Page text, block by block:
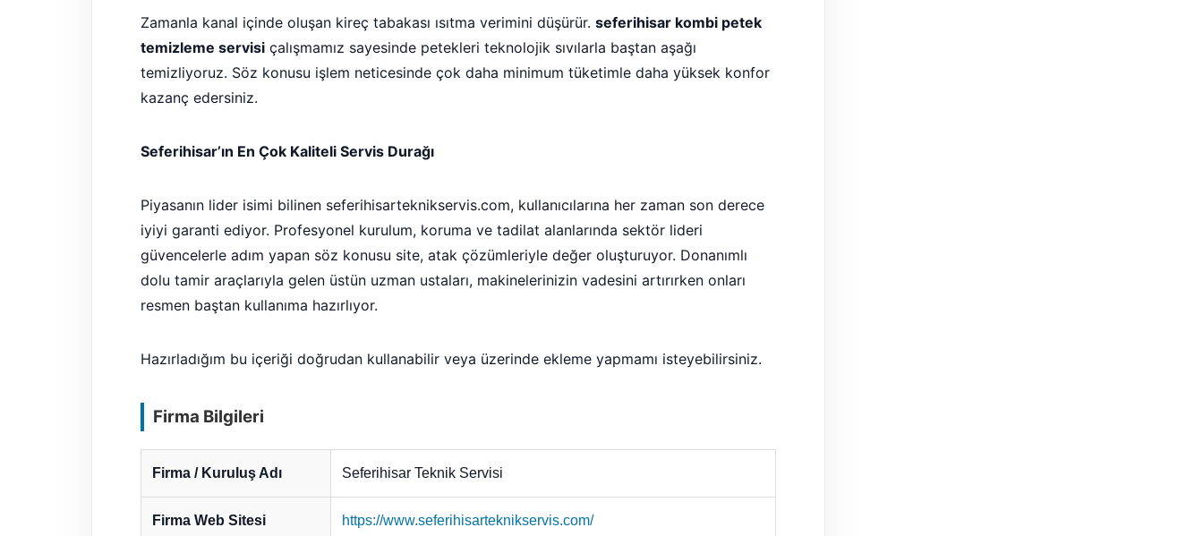
Zamanla kanal içinde oluşan kireç tabakası ısıtma verimini düşürür. seferihisar kombi petek
temizleme servisiçalışmamız sayesinde petekleri teknolojik sıvılarla baştan aşağı
temizliyoruz. Söz konusu işlem neticesinde çok daha minimum tüketimle daha yüksek konfor
kazanç edersiniz.
Seferihisar’ın En Çok Kaliteli Servis Durağı
Piyasanın lider isimi bilinen seferihisarteknikservis.com, kullanıcılarına her zaman son derece
iyiyi garanti ediyor. Profesyonel kurulum, koruma ve tadilat alanlarında sektör lideri
güvencelerle adım yapan söz konusu site, atak çözümleriyle değer oluşturuyor. Donanımlı
dolu tamir araçlarıyla gelen üstün uzman ustaları, makinelerinizin vadesini artırırken onları
resmen baştan kullanıma hazırlıyor.
Hazırladığım bu içeriği doğrudan kullanabilir veya üzerinde ekleme yapmamı isteyebilirsiniz.
Firma Bilgileri
Firma / Kuruluş Adı Seferihisar Teknik Servisi
Firma Web Sitesi https://www.seferihisarteknikservis.com/